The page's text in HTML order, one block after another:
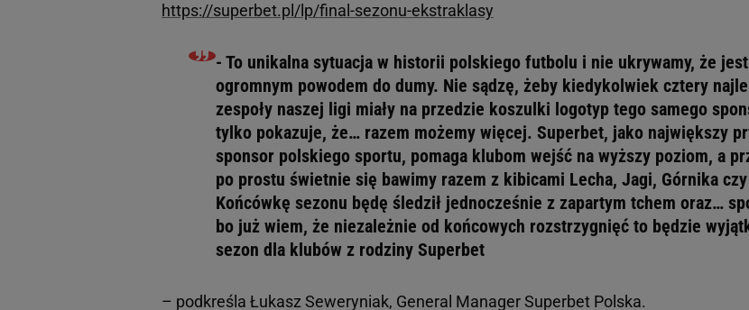
https://superbet.pl/lp/final-sezonu-ekstraklasy
- To unikalna sytuacja w historii polskiego futbolu i nie ukrywamy, że
ogromnym powodem do dumy. Nie sądzę, żeby kiedykolwiek cztery
zespoły naszej ligi miały na przedzie koszulki logotyp tego samego
tylko pokazuje, że… razem możemy więcej. Superbet, jako największy
sponsor polskiego sportu, pomaga klubom wejść na wyższy poziom, a
po prostu świetnie się bawimy razem z kibicami Lecha, Jagi, Górnika
Końcówkę sezonu będę śledził jednocześnie z zapartym tchem oraz…
bo już wiem, że niezależnie od końcowych rozstrzygnięć to będzie
sezon dla klubów z rodziny Superbet
– podkreśla Łukasz Seweryniak, General Manager Superbet Polska.